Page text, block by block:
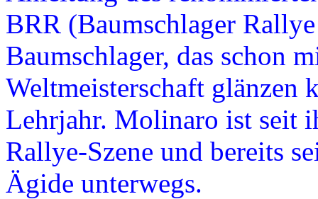
BRR (Baumschlager
Baumschlager, das schon
Weltmeisterschaft glänzen
Lehrjahr. Molinaro ist seit
Rallye-Szene und bereits
Ägide unterwegs.